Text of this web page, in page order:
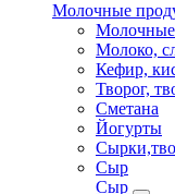
Молочные
Молочные
Молоко,
Кефир,
Творог,
Сметана
Йогурты
Сыр
Сыр